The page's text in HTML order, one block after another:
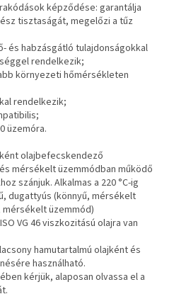
képződése: garantálja
tisztaságát, megelőzi a tűz
és habzásgátló tulajdonságokkal
rendelkezik;
környezeti hőmérsékleten
rendelkezik;
üzemóra.
olajbefecskendező
mérsékelt üzemmódban működő
szánjuk. Alkalmas a 220 °C-ig
dugattyús (könnyű, mérsékelt
üzemmód)
VG 46 viszkozitású olajra van
hamutartalmú olajként és
használható.
kérjük, alaposan olvassa el a